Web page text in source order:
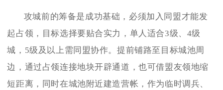
攻城前的筹备是成功基础，必须加入同盟才能发
起占领，目标选择要贴合实力，单人适合3级、4级
城，5级及以上需同盟协作。提前铺路至目标城池周
边，通过占领连接地块开辟通道，也可借盟友领地缩
短距离，同时在城池附近建造营帐，作为临时调兵、